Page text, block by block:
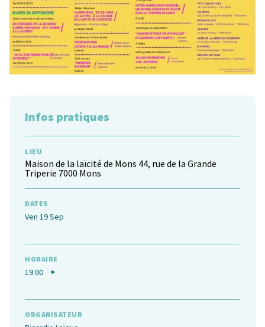
Infos pratiques
LIEU
Maison de la laïcité de Mons 44, rue de la Grande
Triperie 7000 Mons
DATES
Ven 19 Sep
HORAIRE
19:00
ORGANISATEUR